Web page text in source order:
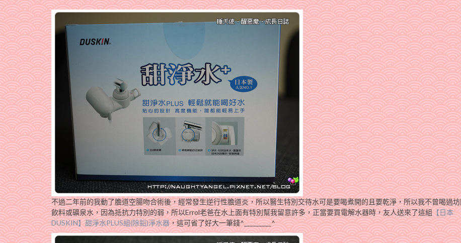
不過二年前的我動了膽道空腸吻合術後，經常發生逆行性膽道炎，所以醫生特別交待水可是要喝煮開的且要乾淨，所以我不曾喝過
飲料或礦泉水，因為抵抗力特別的弱，所以Errol老爸在水上面有特別幫我留意許多，正當要買電解水器時，友人送來了這組【日本
DUSKIN】甜淨水PLUS組(除鉛)淨水器，這可省了好大一筆錢^_________^